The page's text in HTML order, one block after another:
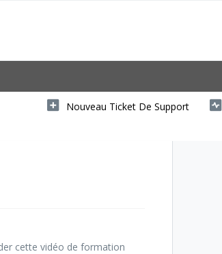
Nouveau Ticket De Support
cette vidéo de formation